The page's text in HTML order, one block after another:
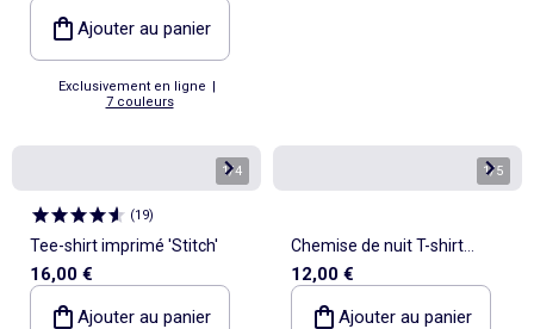
Ajouter au panier
Exclusivement en ligne |
7 couleurs
1/4
(19)
Tee-shirt imprimé 'Stitch'
16,00 €
Ajouter au panier
1/5
Chemise de nuit T-shirt
'Disney' 'Stitch'
12,00 €
Ajouter au panier